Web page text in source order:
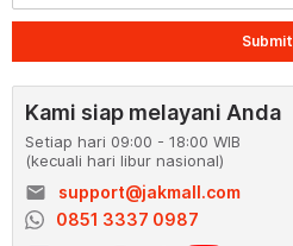
Submit
Kami siap melayani Anda
Setiap hari 09:00 - 18:00 WIB
(kecuali hari libur nasional)
email
support@jakmall.com
0851 3337 0987